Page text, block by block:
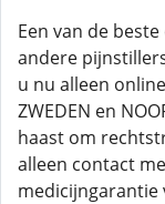
Een van de
andere
u nu alleen
ZWEDEN en
haast om
alleen contact
medicijngarantie